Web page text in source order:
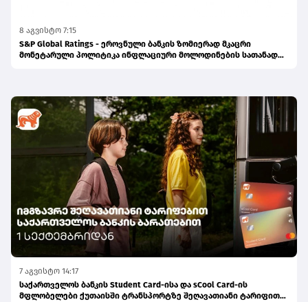
8 აგვისტო 7:15
S&P Global Ratings - ეროვნული ბანკის ზომიერად მკაცრი
მონეტარული პოლიტიკა ინფლაციური მოლოდინების სათანადო
7 აგვისტო 14:17
საქართველოს ბანკის Student Card-ისა და sCool Card-ის
მფლობელები ქუთაისში ტრანსპორტზე შეღავათიანი ტარიფით